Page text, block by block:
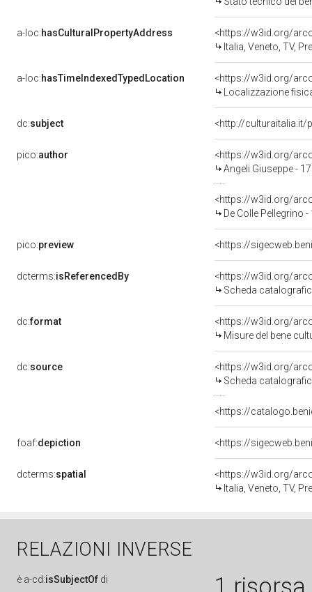
a-loc:hasCulturalPropertyAddress
<https://w3id.org/
Italia, Veneto, TV,
a-loc:hasTimeIndexedTypedLocation
<https://w3id.org/
Localizzazione
dc:subject <http://
pico:author
<https://w3id.org/
Angeli Giuseppe -
<https://w3id.org/
De Colle Pellegrino
pico:preview <https://
dcterms:isReferencedBy
<https://w3id.org/
Scheda
dc:format
<https://w3id.org/
Misure del bene
dc:source
<https://w3id.org/
Scheda
<https://
foaf:depiction <https://
dcterms:spatial
<https://w3id.org/
Italia, Veneto, TV,
RELAZIONI INVERSE
è a-cd:isSubjectOf di 1 risorsa